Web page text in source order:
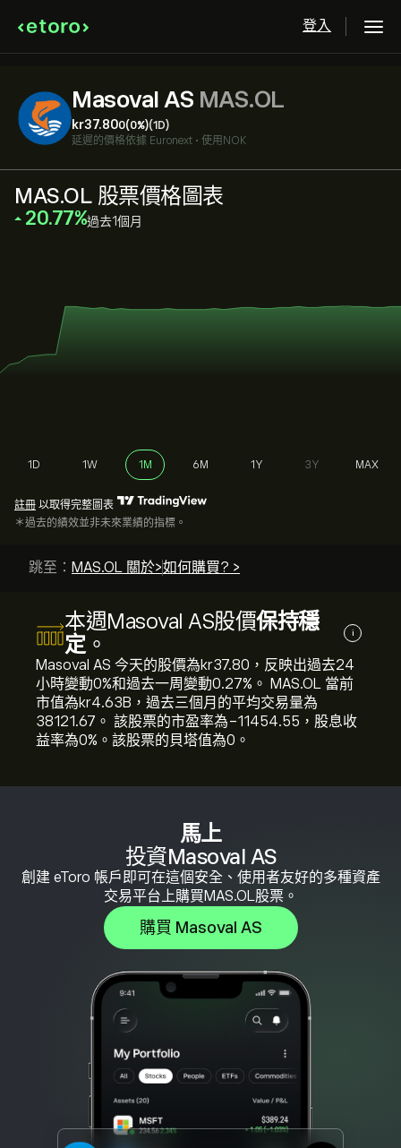
登入
Masoval AS MAS.OL
‎kr‎37.800(0%)(1D)
延遲的價格依據 Euronext • 使用NOK
馬上
投資Masoval AS
創建 eToro 帳戶即可在這個安全、使用者友好的多種資產
交易平台上購買MAS.OL股票。
購買 Masoval AS
MAS.OL 股票價格圖表
‎20.77‎ 過去1個月
1D 1W 1M 6M 1Y 3Y MAX
註冊 以取得完整圖表
＊過去的績效並非未來業績的指標。
跳至： MAS.OL 關於>如何購買? >
本週Masoval AS股價保持穩
定 。 i
Masoval AS 今天的股價為‎kr‎37.80，反映出過去24
小時變動‎0‎%和過去一周變動‎0.27‎%。 MAS.OL 當前
市值為‎kr‎4.63B，過去三個月的平均交易量為
38121.67。 該股票的市盈率為-11454.55，股息收
益率為0%。該股票的貝塔值為0。